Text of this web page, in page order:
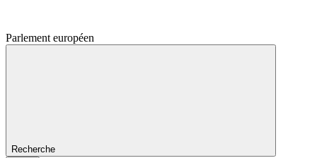
Parlement européen
Recherche